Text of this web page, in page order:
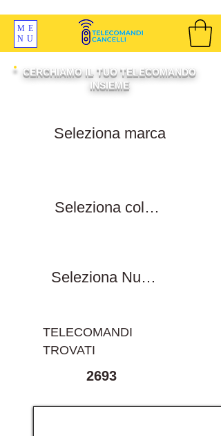
ME
NU
CERCHIAMO IL TUO TELECOMANDO
INSIEME
TELECOMANDI
TROVATI
2693